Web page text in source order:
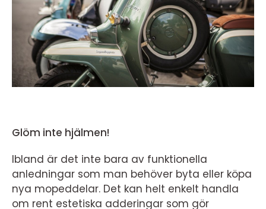
Glöm inte hjälmen!
Ibland är det inte bara av funktionella
anledningar som man behöver byta eller köpa
nya mopeddelar. Det kan helt enkelt handla
om rent estetiska adderingar som gör